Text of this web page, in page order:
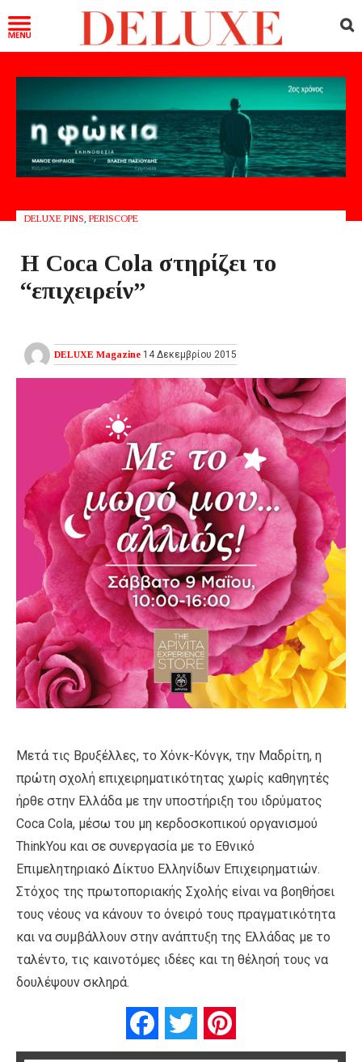
DELUXE PINS PERISCOPE
Η Coca Cola στηρίζει το
“επιχειρείν”
DELUXE Magazine 14 Δεκεμβρίου 2015
Μετά τις Βρυξέλλες, το Χόνκ-Κόνγκ, την Μαδρίτη, η
πρώτη σχολή επιχειρηματικότητας χωρίς καθηγητές
ήρθε στην Ελλάδα με την υποστήριξη του ιδρύματος
Coca Cola, μέσω του μη κερδοσκοπικού οργανισμού
ΤhinkYou και σε συνεργασία με το Εθνικό
Επιμελητηριακό Δίκτυο Ελληνίδων Επιχειρηματιών.
Στόχος της πρωτοποριακής Σχολής είναι να βοηθήσει
τους νέους να κάνουν το όνειρό τους πραγματικότητα
και να συμβάλλουν στην ανάπτυξη της Ελλάδας με το
ταλέντο, τις καινοτόμες ιδέες και τη θέλησή τους να
δουλέψουν σκληρά.
FacebookTwitter